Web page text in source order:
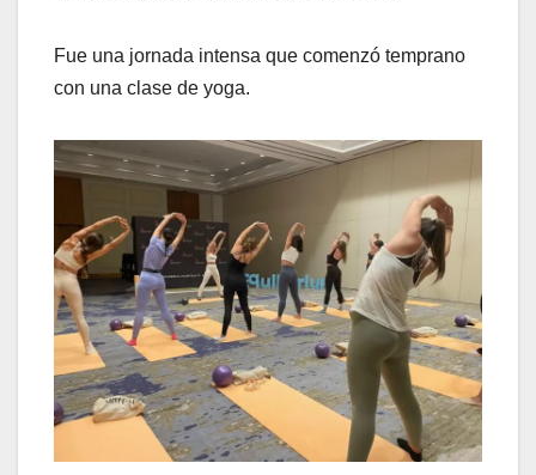
Fue una jornada intensa que comenzó temprano
con una clase de yoga.